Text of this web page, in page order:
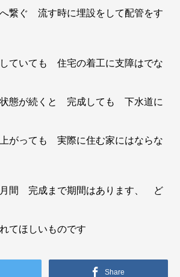
繋ぐ 流す時に埋設をして配管をす
ていても 住宅の着工に支障はでな
態が続くと 完成しても 下水道に
がっても 実際に住む家にはならな
間 完成まで期間はあります、 ど
てほしいものです
Share